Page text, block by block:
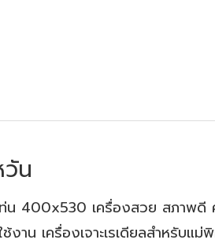
วัน
น 400x530 เครื่องสวย สภาพดี
าน เครื่องเจาะเรเดียลสำหรับแ